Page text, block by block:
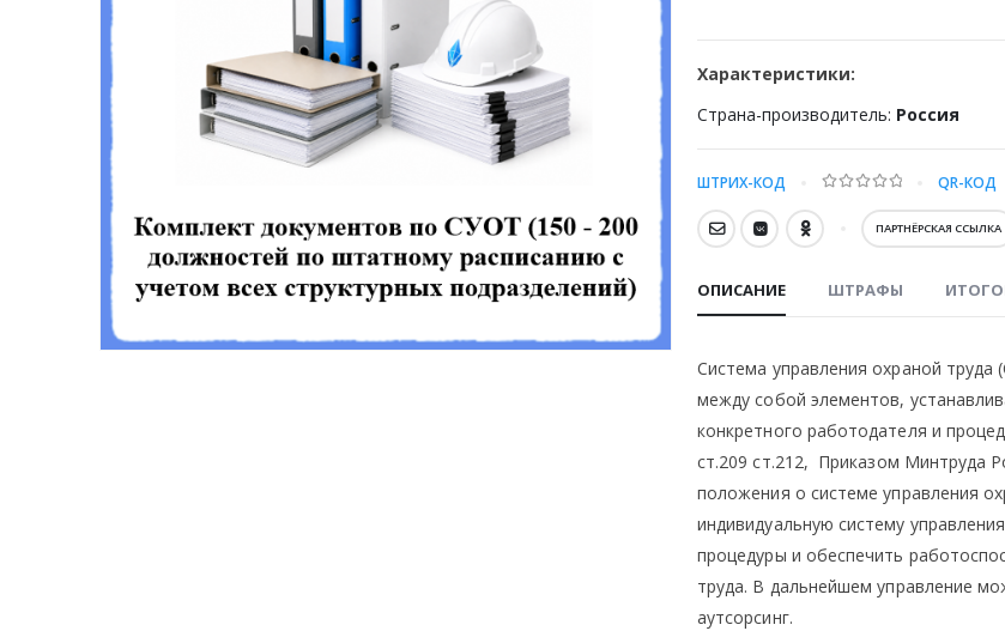
Характеристики:
Страна-производитель: Россия
ШТРИХ-КОД QR-КОД
ПАРТНЁРСКАЯ ССЫЛКА
ОПИСАНИЕ ШТРАФЫ
Система управления охраной
между собой элементов,
конкретного работодателя и
ст.209 ст.212, Приказом Минтруда
положения о системе управления
индивидуальную систему
процедуры и обеспечить
труда. В дальнейшем управление
аутсорсинг.